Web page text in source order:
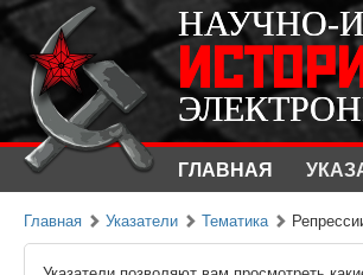
НАУЧНО-
ГЛАВНАЯ
НАУЧНО-
Главная Указатели Тематика